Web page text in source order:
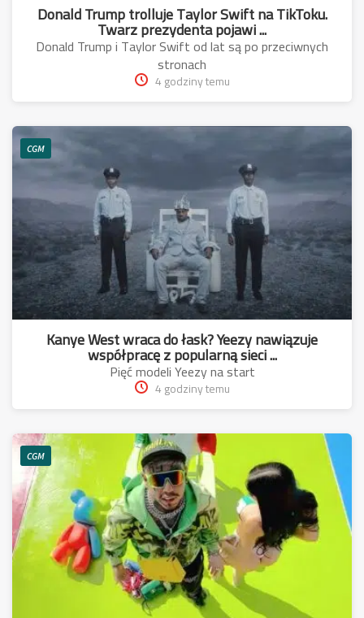
Donald Trump trolluje Taylor Swift na TikToku.
Twarz prezydenta pojawi ...
Donald Trump i Taylor Swift od lat są po przeciwnych
stronach
4 godziny temu
CGM
Kanye West wraca do łask? Yeezy nawiązuje
współpracę z popularną sieci ...
Pięć modeli Yeezy na start
4 godziny temu
CGM